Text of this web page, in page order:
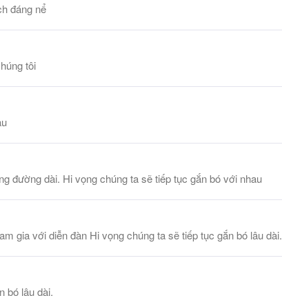
đáng nể
tôi
đường dài. Hi vọng chúng ta sẽ tiếp tục gắn bó với nhau
gia với diễn đàn Hi vọng chúng ta sẽ tiếp tục gắn bó lâu dài.
bó lâu dài.